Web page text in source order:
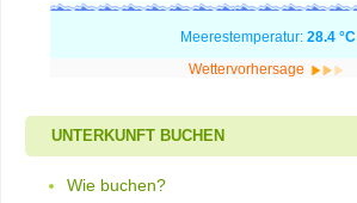
Meerestemperatur:28.4 °C
Wettervorhersage
UNTERKUNFT BUCHEN
Wie buchen?